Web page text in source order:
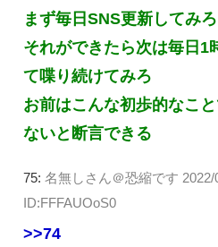
まず毎日SNS更新してみ
それができたら次は毎日1
て喋り続けてみろ
お前はこんな初歩的なこ
ないと断言できる
75: 名無しさん＠恐縮です 2022/
ID:FFFAUOoS0
>>74